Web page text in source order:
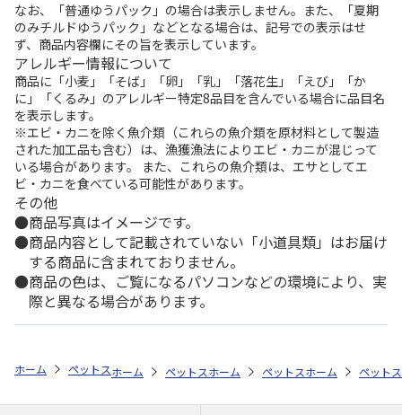
なお、「普通ゆうパック」の場合は表示しません。また、「夏期
のみチルドゆうパック」などとなる場合は、記号での表示はせ
ず、商品内容欄にその旨を表示しています。
アレルギー情報について
商品に「小麦」「そば」「卵」「乳」「落花生」「えび」「か
に」「くるみ」のアレルギー特定8品目を含んでいる場合に品目名
を表示します。
※エビ・カニを除く魚介類（これらの魚介類を原材料として製造
された加工品も含む）は、漁獲漁法によりエビ・カニが混じって
いる場合があります。 また、これらの魚介類は、エサとしてエ
ビ・カニを食べている可能性があります。
その他
商品写真はイメージです。
商品内容として記載されていない「小道具類」はお届け
する商品に含まれておりません。
商品の色は、ご覧になるパソコンなどの環境により、実
際と異なる場合があります。
ホーム ペットストア フード フード（小動物用） フェレット
ホーム ペットストア フード フード（小動物用）
ホーム ペットストア フード
ホーム ペット